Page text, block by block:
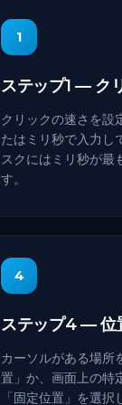
1
ステップ1 — ク
クリックの速さを設
たはミリ秒で入力し
スクにはミリ秒が最
す。
4
ステップ4 — 位
カーソルがある場所
置」か、画面上の特
「固定位置」を選択